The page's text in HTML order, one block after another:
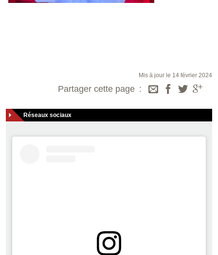
Mis à jour le 14 février 2024
Partager cette page
Réseaux sociaux